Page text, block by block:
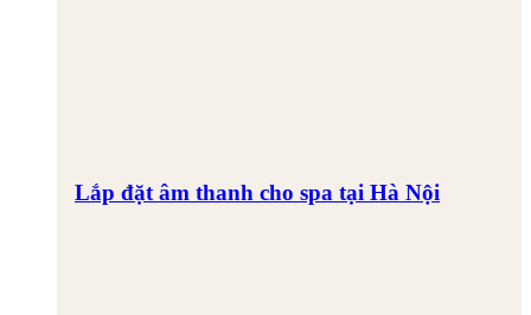
Lắp đặt âm thanh cho spa tại Hà Nội